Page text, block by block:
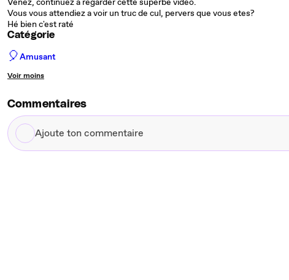
Venez, continuez a regarder cette superbe vidéo.
Vous vous attendiez a voir un truc de cul, pervers que vous etes?
Hé bien c'est raté
Catégorie
🎈Amusant
Voir moins
Commentaires
Ajoute
ton